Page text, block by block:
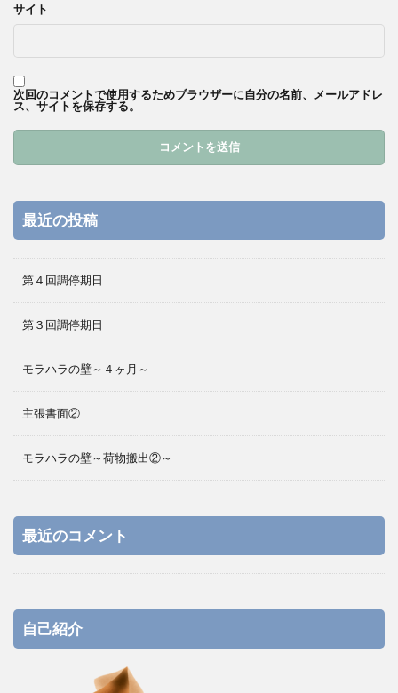
サイト
次回のコメントで使用するためブラウザーに自分の名前、メールアドレ
ス、サイトを保存する。
最近の投稿
第４回調停期日
第３回調停期日
モラハラの壁～４ヶ月～
主張書面②
モラハラの壁～荷物搬出②～
最近のコメント
自己紹介